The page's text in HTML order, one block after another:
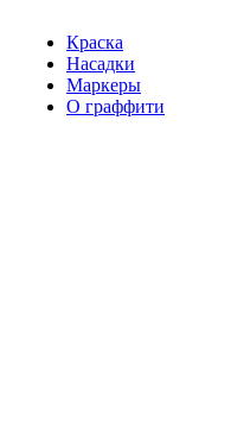
Краска
Насадки
Маркеры
О граффити